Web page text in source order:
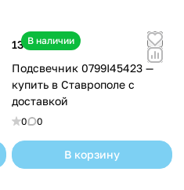
В наличии
13 200 ₽
Подсвечник 0799I45423 —
купить в Ставрополе с
доставкой
0 0
В корзину